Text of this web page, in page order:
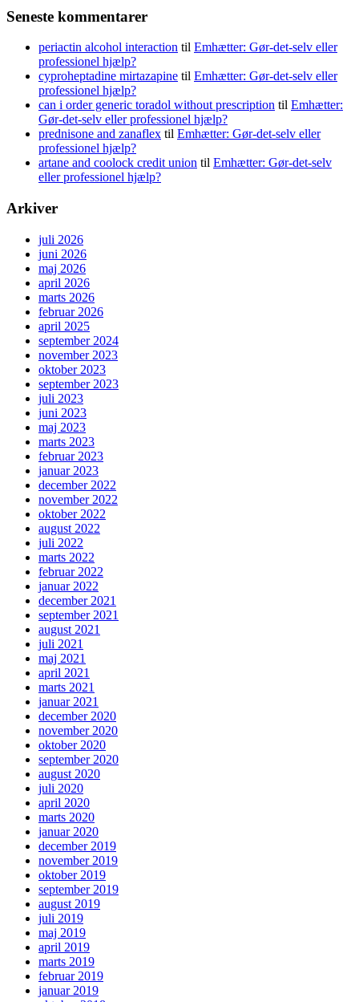
Seneste kommentarer
periactin alcohol interaction til Emhætter: Gør-det-selv eller
professionel hjælp?
cyproheptadine mirtazapine til Emhætter: Gør-det-selv eller
professionel hjælp?
can i order generic toradol without prescription til Emhætter:
Gør-det-selv eller professionel hjælp?
prednisone and zanaflex til Emhætter: Gør-det-selv eller
professionel hjælp?
artane and coolock credit union til Emhætter: Gør-det-selv
eller professionel hjælp?
Arkiver
juli 2026
juni 2026
maj 2026
april 2026
marts 2026
februar 2026
april 2025
september 2024
november 2023
oktober 2023
september 2023
juli 2023
juni 2023
maj 2023
marts 2023
februar 2023
januar 2023
december 2022
november 2022
oktober 2022
august 2022
juli 2022
marts 2022
februar 2022
januar 2022
december 2021
september 2021
august 2021
juli 2021
maj 2021
april 2021
marts 2021
januar 2021
december 2020
november 2020
oktober 2020
september 2020
august 2020
juli 2020
april 2020
marts 2020
januar 2020
december 2019
november 2019
oktober 2019
september 2019
august 2019
juli 2019
maj 2019
april 2019
marts 2019
februar 2019
januar 2019